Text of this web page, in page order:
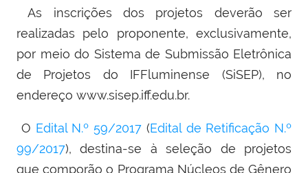
As inscrições dos projetos deverão ser
realizadas pelo proponente, exclusivamente,
por meio do Sistema de Submissão Eletrônica
de Projetos do IFFluminense (SiSEP), no
endereço www.sisep.iff.edu.br.
O Edital N.º 59/2017 (Edital de Retificação N.º
99/2017), destina-se à seleção de projetos
que comporão o Programa Núcleos de Gênero